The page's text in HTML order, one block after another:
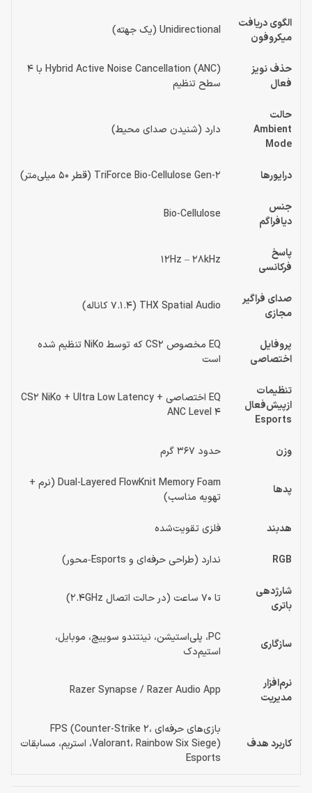
الگوی دریافت
میکروفون
Unidirectional (یک جهته)
حذف نویز
فعال
Hybrid Active Noise Cancellation (ANC) با 4
سطح تنظیم
حالت
Ambient
Mode
دارد (شنیدن صدای محیط)
درایورها TriForce Bio-Cellulose Gen-2 (قطر 50 میلی‌متر)
جنس
دیافراگم
Bio-Cellulose
پاسخ
فرکانسی
12Hz – 28kHz
صدای فراگیر
مجازی
THX Spatial Audio (7.1.4 کاناله)
پروفایل
اختصاصی
EQ مخصوص CS2 که توسط NiKo تنظیم شده
است
تنظیمات
ازپیش‌فعال
Esports
EQ اختصاصی CS2 NiKo + Ultra Low Latency +
ANC Level 4
وزن حدود 367 گرم
پدها
Dual-Layered FlowKnit Memory Foam (نرم +
تهویه مناسب)
هدبند فلزی تقویت‌شده
RGB ندارد (طراحی حرفه‌ای و Esports‑محور)
شارژدهی
باتری
تا 70 ساعت (در حالت اتصال 2.4GHz)
سازگاری
PC، پلی‌استیشن، نینتندو سوییچ، موبایل،
استیم‌دک
نرم‌افزار
مدیریت
Razer Synapse / Razer Audio App
کاربرد هدف
بازی‌های حرفه‌ای FPS (Counter-Strike 2،
Valorant، Rainbow Six Siege)، استریم، مسابقات
Esports